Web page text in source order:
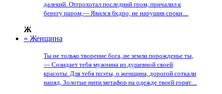
далекий. Отгрохотал последний гром, причалил к
берегу паром,— Явился бхдро, не нарушив сроки....
Ж
» Женщина
Ты не только творение бога, не земли порожденье ты,
— Созидает тебя мужчина из душевной своей
красоты. Для тебя поэты, о женщина, дорогой соткали
наряд, Золотые нити метафор на одежде твоей горят....